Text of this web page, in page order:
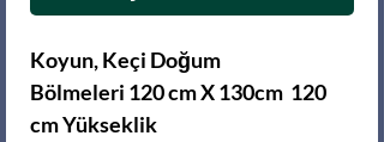
Koyun, Keçi Doğum
Bölmeleri 120 cm X 130cm 120
cm Yükseklik